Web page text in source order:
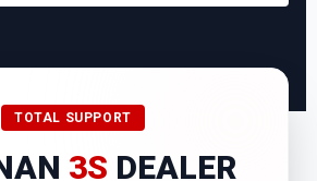
TOTAL SUPPORT
3S DEALER